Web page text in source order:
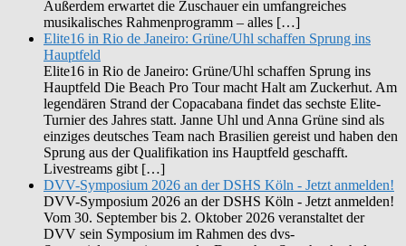
Außerdem erwartet die Zuschauer ein umfangreiches
musikalisches Rahmenprogramm – alles […]
Elite16 in Rio de Janeiro: Grüne/Uhl schaffen Sprung ins
Hauptfeld
Elite16 in Rio de Janeiro: Grüne/Uhl schaffen Sprung ins
Hauptfeld Die Beach Pro Tour macht Halt am Zuckerhut. Am
legendären Strand der Copacabana findet das sechste Elite-
Turnier des Jahres statt. Janne Uhl und Anna Grüne sind als
einziges deutsches Team nach Brasilien gereist und haben den
Sprung aus der Qualifikation ins Hauptfeld geschafft.
Livestreams gibt […]
DVV-Symposium 2026 an der DSHS Köln - Jetzt anmelden!
DVV-Symposium 2026 an der DSHS Köln - Jetzt anmelden!
Vom 30. September bis 2. Oktober 2026 veranstaltet der
DVV sein Symposium im Rahmen des dvs-